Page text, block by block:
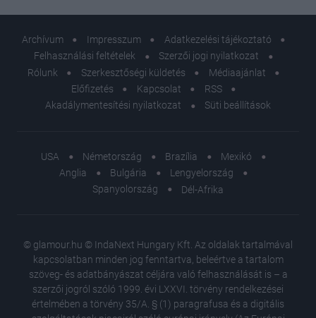
Archívum Impresszum
Adatkezelési tájékoztató
Felhasználási feltételek
Szerzői jogi nyilatkozat
Rólunk
Szerkesztőségi küldetés
Médiaajánlat
Előfizetés
Kapcsolat
RSS
Akadálymentesítési nyilatkozat
Süti beállítások
USA Németország Brazília
Mexikó
Anglia
Bulgária
Lengyelország
Spanyolország
Dél-Afrika
© glamour.hu © IndaNext Hungary Kft. Az oldalak tartalmával
kapcsolatban minden jog fenntartva, beleértve a tartalom
szöveg- és adatbányászat céljára való felhasználását is – a
szerzői jogról szóló 1999. évi LXXVI. törvény rendelkezései
értelmében a törvény 35/A. § (1) paragrafusa és a digitális